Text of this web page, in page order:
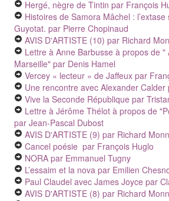
Hergé, nègre de Tintin par François
Histoires de Samora Mâchel :
Guyotat. par Pierre Chopinaud
AVIS D'ARTISTE (10) par Richard
Lettre à Anne Barbusse à propos de "
Marseille" par Denis Hamel
Vercey « lecteur » de Jaffeux par
Une rencontre avec Alexander Calder
Vive la Seconde République par
Lettre à Jérôme Thélot à propos de
par Jean-Pascal Dubost
AVIS D'ARTISTE (9) par Richard
Cancel poésie par François Huglo
NORA par Emmanuel Tugny
L’essaim et la nova par Emilien
Paul Claudel avec James Joyce par
AVIS D'ARTISTE (8) par Richard